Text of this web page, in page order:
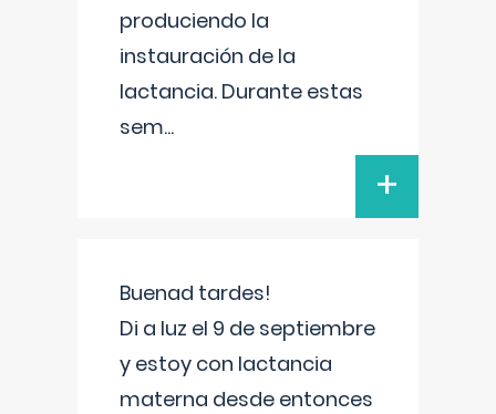
produciendo la
instauración de la
lactancia. Durante estas
sem...
+
Buenad tardes!
Di a luz el 9 de septiembre
y estoy con lactancia
materna desde entonces